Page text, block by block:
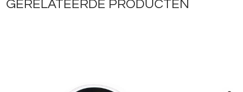
GERELATEERDE PRODUCTEN